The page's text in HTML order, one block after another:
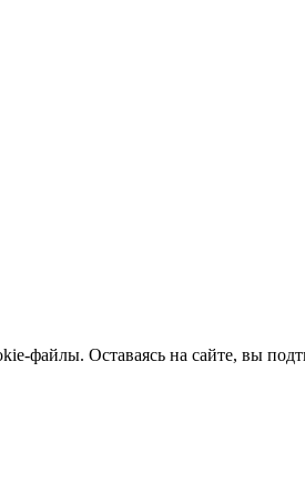
файлы. Оставаясь на сайте, вы